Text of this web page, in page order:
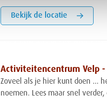
Bekijk de locatie
Activiteitencentrum Velp
Zoveel als je hier kunt doen ...
noemen. Lees maar snel